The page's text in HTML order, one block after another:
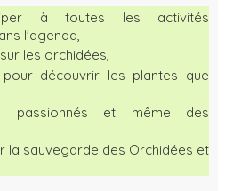
à toutes les activités
l'agenda,
les orchidées,
découvrir les plantes que
passionnés et même des
la sauvegarde des Orchidées et